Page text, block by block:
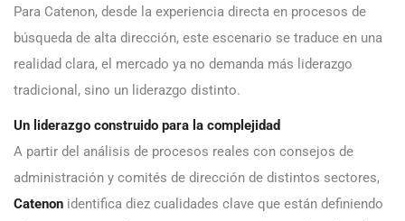
Para Catenon, desde la experiencia directa en procesos de
búsqueda de alta dirección, este escenario se traduce en una
realidad clara, el mercado ya no demanda más liderazgo
tradicional, sino un liderazgo distinto.
Un liderazgo construido para la complejidad
A partir del análisis de procesos reales con consejos de
administración y comités de dirección de distintos sectores,
Catenon identifica diez cualidades clave que están definiendo